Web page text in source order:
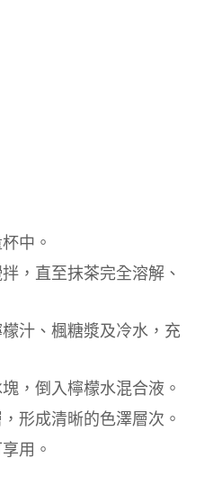
中。
，直至抹茶完全溶解、
汁、楓糖漿及冷水，充
，倒入檸檬水混合液。
形成清晰的色澤層次。
用。